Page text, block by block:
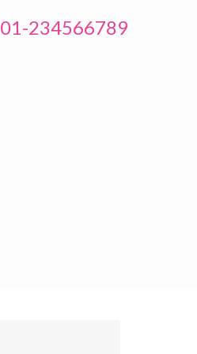
01-234566789